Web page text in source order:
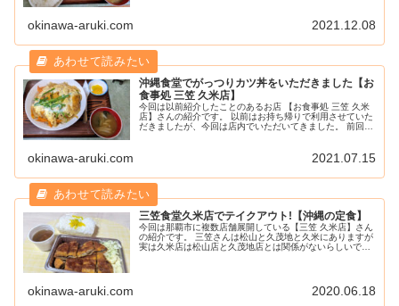
okinawa-aruki.com 2021.12.08
沖縄食堂でがっつりカツ丼をいただきました【お
食事処 三笠 久米店】
今回は以前紹介したことのあるお店 【お食事処 三笠 久米
店】さんの紹介です。 以前はお持ち帰りで利用させていた
だきましたが、今回は店内でいただいてきました。 前回の
okinawa-aruki.com 2021.07.15
三笠食堂久米店でテイクアウト!【沖縄の定食】
今回は那覇市に複数店舗展開している【三笠 久米店】さん
の紹介です。 三笠さんは松山と久茂地と久米にありますが
実は久米店は松山店と久茂地店とは関係がないらしいです
okinawa-aruki.com 2020.06.18